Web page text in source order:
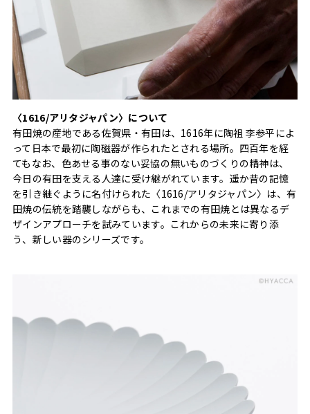
〈1616/アリタジャパン〉について
有田焼の産地である佐賀県・有田は、1616年に陶祖 李参平によ
って日本で最初に陶磁器が作られたとされる場所。四百年を経
てもなお、色あせる事のない妥協の無いものづくりの精神は、
今日の有田を支える人達に受け継がれています。遥か昔の記憶
を引き継ぐように名付けられた〈1616/アリタジャパン〉は、有
田焼の伝統を踏襲しながらも、これまでの有田焼とは異なるデ
ザインアプローチを試みています。これからの未来に寄り添
う、新しい器のシリーズです。